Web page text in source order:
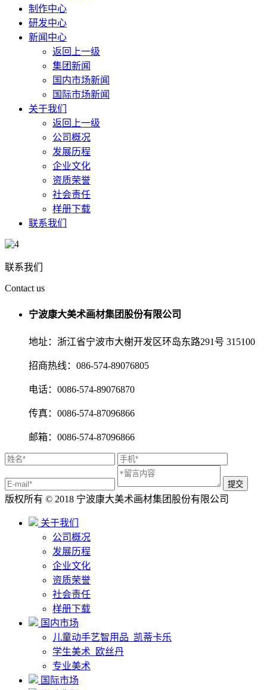
制作中心
研发中心
新闻中心
返回上一级
集团新闻
国内市场新闻
国际市场新闻
关于我们
返回上一级
公司概况
发展历程
企业文化
资质荣誉
社会责任
样册下载
联系我们
联系我们
Contact us
宁波康大美术画材集团股份有限公司
地址：浙江省宁波市大榭开发区环岛东路291号 315100
招商热线：086-574-89076805
电话：0086-574-89076870
传真：0086-574-87096866
邮箱：0086-574-87096866
版权所有 © 2018 宁波康大美术画材集团股份有限公司
关于我们
公司概况
发展历程
企业文化
资质荣誉
社会责任
样册下载
国内市场
儿童动手艺智用品_凯蒂卡乐
学生美术_欧丝丹
专业美术
国际市场